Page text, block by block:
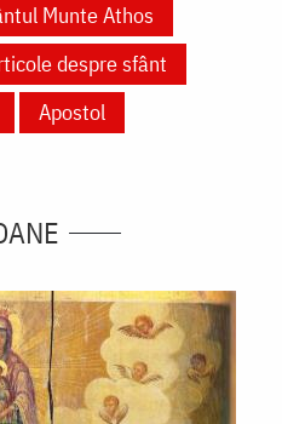
Munte Athos
despre sfânt
Apostol